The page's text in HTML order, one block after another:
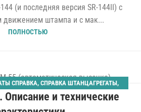
(и последняя версия SR-144II) с
движением штампа и с мак...
ПОЛНОСТЬЮ
СПРАВКА, СПРАВКА ШТАНЦАГРЕГАТЫ,
СПРАВОЧНАЯ
Описание и технические